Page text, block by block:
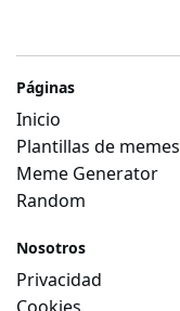
Páginas
Inicio
Plantillas de memes
Meme Generator
Random
Nosotros
Privacidad